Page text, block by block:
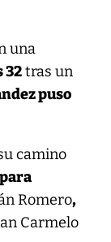
una
32tras un
puso
camino
Romero,
Carmelo